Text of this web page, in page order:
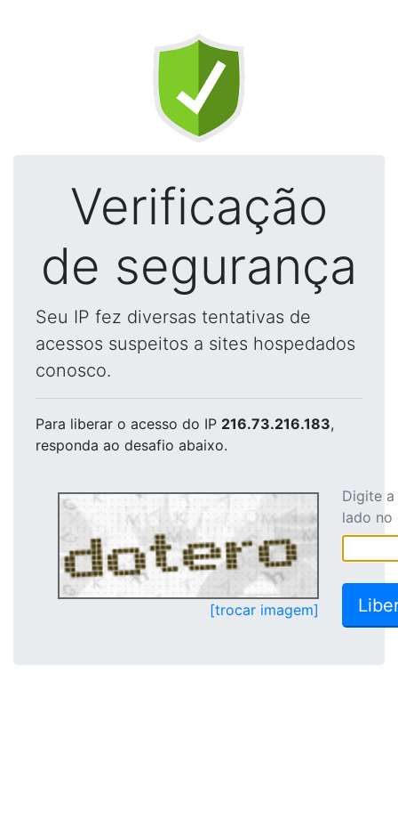
Verificação
de segurança
Seu IP fez diversas tentativas de
acessos suspeitos a sites hospedados
conosco.
Para liberar o acesso do IP 216.73.216.183,
responda ao desafio abaixo.
[trocar imagem]
Digite
lado no